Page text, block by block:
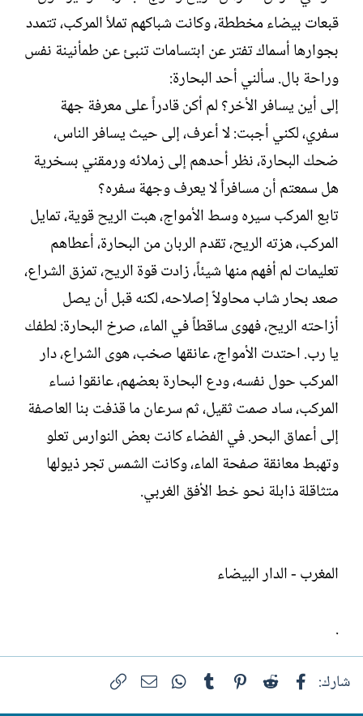
قبعات بيضاء مخططة، وكانت شباكهم تملأ المركب، تتمدد
بجوارها أسماك تفتر عن ابتسامات تنبئ عن طمأنينة نفس
وراحة بال. سألني أحد البحارة:‏
إلى أين يسافر الأخر؟ لم أكن قادراً على معرفة جهة
سفري، لكني أجبت: لا أعرف، إلى حيث يسافر الناس،
ضحك البحارة، نظر أحدهم إلى زملائه ورمقني بسخرية
هل سمعتم أن مسافراً لا يعرف وجهة سفره؟‏
تابع المركب سيره وسط الأمواج، هبت الريح قوية، تمايل
المركب، هزته الريح، تقدم الربان من البحارة، أعطاهم
تعليمات لم أفهم منها شيئاً، زادت قوة الريح، تمزق الشراع،
صعد بحار شاب محاولاً إصلاحه، لكنه قبل أن يصل
أزاحته الريح، فهوى ساقطاً في الماء، صرخ البحارة: لطفك
يا رب. احتدت الأمواج، عانقها صخب، هوى الشراع، دار
المركب حول نفسه، ودع البحارة بعضهم، عانقوا نساء
المركب، ساد صمت ثقيل، ثم سرعان ما قذفت بنا العاصفة
إلى أعماق البحر. في الفضاء كانت بعض النوارس تعلو
وتهبط معانقة صفحة الماء، وكانت الشمس تجر ذيولها
متثاقلة ذابلة نحو خط الأفق الغربي.‏
المغرب - الدار البيضاء ‏
.
شارك: فيسبوك Reddit
Pinterest
Tumblr
WhatsAppالبريد الإلكتروني